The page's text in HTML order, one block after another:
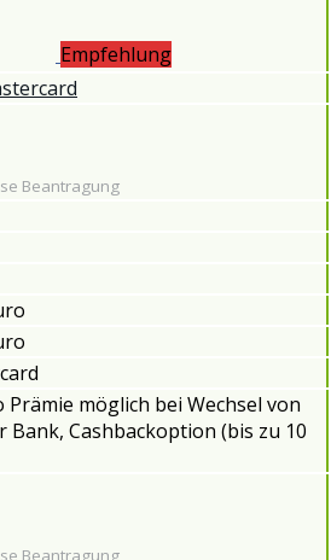
Empfehlung
Beantragung
Prämie möglich bei Wechsel von
Bank, Cashbackoption (bis zu 10
Beantragung